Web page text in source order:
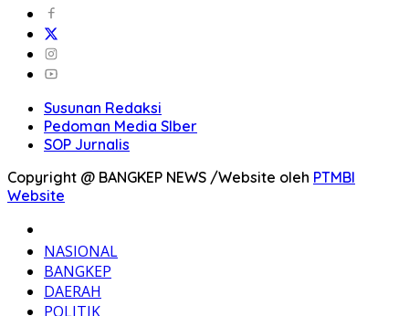
Susunan Redaksi
Pedoman Media SIber
SOP Jurnalis
Copyright @ BANGKEP NEWS /Website oleh PTMBI
Website
NASIONAL
BANGKEP
DAERAH
POLITIK